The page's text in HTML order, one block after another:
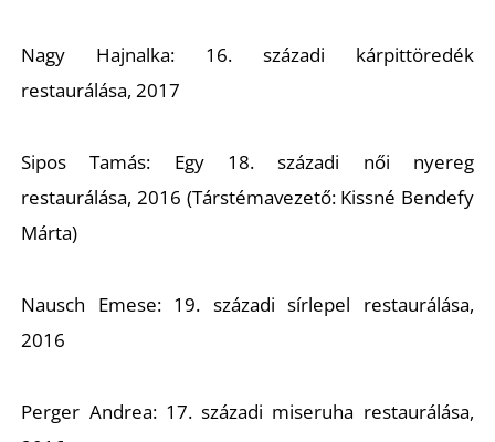
Nagy Hajnalka: 16. századi kárpittöredék
restaurálása, 2017
Sipos Tamás: Egy 18. századi női nyereg
restaurálása, 2016 (Társtémavezető: Kissné Bendefy
Márta)
Nausch Emese: 19. századi sírlepel restaurálása,
2016
Perger Andrea: 17. századi miseruha restaurálása,